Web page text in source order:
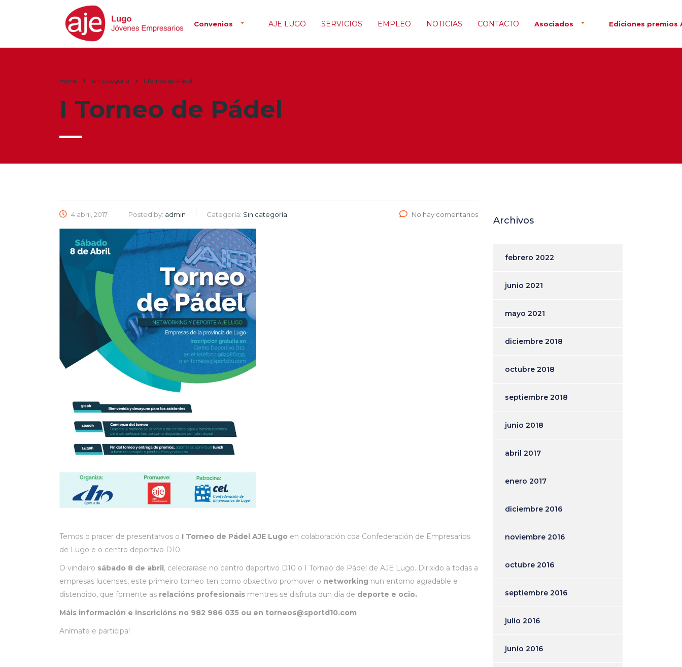
Convenios AJE LUGO SERVICIOS EMPLEO NOTICIAS CONTACTO Asociados Ediciones premios
Home Sin categoría I Torneo de Pádel
I Torneo de Pádel
4 abril, 2017 Posted by: admin Categoría: Sin categoría No hay comentarios
Temos o pracer de presentarvos o I Torneo de Pádel AJE Lugo en colaboración coa Confederación de Empresarios
de Lugo e o centro deportivo D10.
O vindeiro sábado 8 de abril , celebrarase no centro deportivo D10 o I Torneo de Pádel de AJE Lugo. Dirixido a todas a
empresas lucenses, este primeiro torneo ten como obxectivo promover o networking nun entorno agradable e
distendido, que fomente as relacións profesionais mentres se disfruta dun día de deporte e ocio.
Máis información e inscricións no 982 986 035 ou en torneos@sportd10.com
Anímate e participa!
Archivos
febrero 2022
junio 2021
mayo 2021
diciembre 2018
octubre 2018
septiembre 2018
junio 2018
abril 2017
enero 2017
diciembre 2016
noviembre 2016
octubre 2016
septiembre 2016
julio 2016
junio 2016